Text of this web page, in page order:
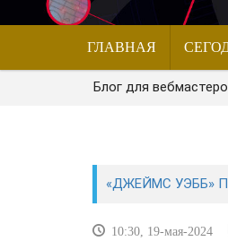
ГЛАВНАЯ
Блог для
«ДЖЕЙМС УЭББ»
10:30, 19-мая-2024